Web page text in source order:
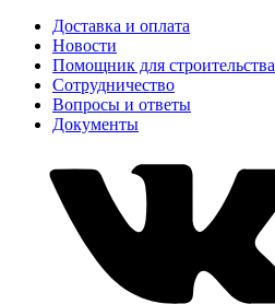
Доставка и оплата
Новости
Помощник для строительства
Сотрудничество
Вопросы и ответы
Документы